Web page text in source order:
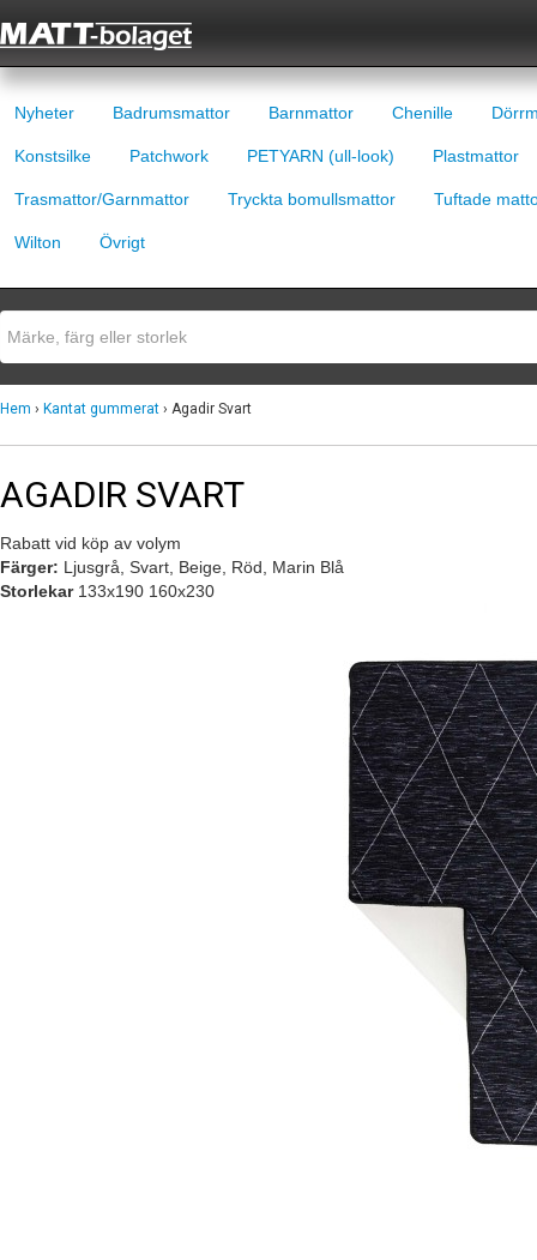
Nyheter Badrumsmattor Barnmattor Chenille
Konstsilke Patchwork PETYARN (ull-look) Plastmattor
Trasmattor/Garnmattor Tryckta bomullsmattor Tuftade
Wilton Övrigt
Hem › Kantat gummerat › Agadir Svart
AGADIR SVART
Rabatt vid köp av volym
Färger: Ljusgrå, Svart, Beige, Röd, Marin Blå
Storlekar133x190 160x230